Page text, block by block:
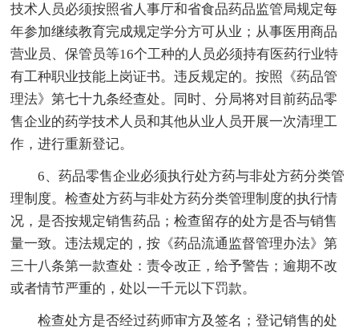
技术人员必须按照省人事厅和省食品药品监管局规定每
年参加继续教育完成规定学分方可从业；从事医用商品
营业员、保管员等16个工种的人员必须持有医药行业特
有工种职业技能上岗证书。违反规定的。按照《药品管
理法》第七十九条经查处。同时、分局将对目前药品零
售企业的药学技术人员和其他从业人员开展一次清理工
作，进行重新登记。
6、药品零售企业必须执行处方药与非处方药分类管
理制度。检查处方药与非处方药分类管理制度的执行情
况，是否按规定销售药品；检查留存的处方是否与销售
量一致。违法规定的，按《药品流通监督管理办法》第
三十八条第一款查处：责令改正，给予警告；逾期不改
或者情节严重的，处以一千元以下罚款。
检查处方是否经过药师审方及签名；登记销售的处